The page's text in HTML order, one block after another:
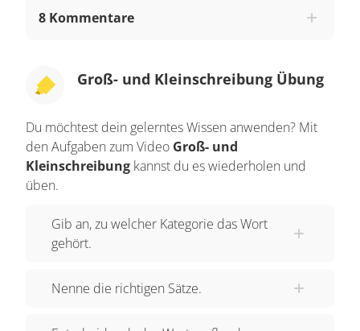
Messadi a accompagné Malika, Emma et la petite
regardé les étoiles au planétarium. Manon a
beaucoup aimé les poissons à l’aquarium.
Atlantis » à la Géode. Im Deutschen würde der
Text wie folgt lauten: Gestern hat Frau Messadi
Malika, Emma und die kleine Manon in den Parc
Sterne im Planetarium angesehen. Manon
mochte besonders die Fische im Aquarium. Jetzt
sehen. Zunächst einmal die Gemeinsamkeiten
8 Kommentare
Groß- und Kleinschreibung Übung
Du möchtest dein gelerntes Wissen anwenden? Mit
den Aufgaben zum Video Groß- und
Kleinschreibung kannst du es wiederholen und
üben.
Gib an, zu welcher Kategorie das Wort
gehört.
Nenne die richtigen Sätze.